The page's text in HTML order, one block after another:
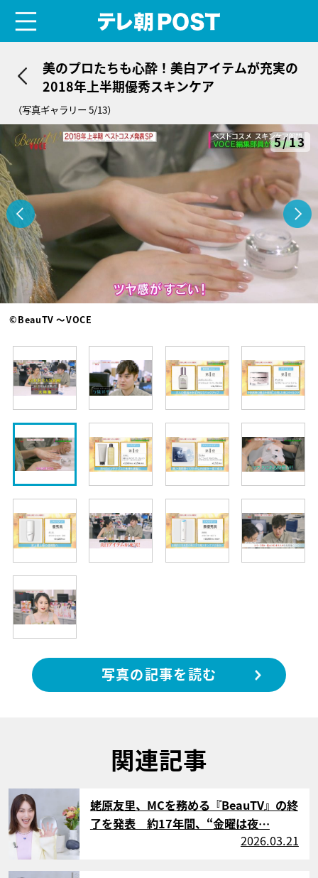
美のプロたちも心酔！美白アイテムが充実の
2018年上半期優秀スキンケア
（写真ギャラリー 5/13）
5/13
©BeauTV ～VOCE
写真の記事を読む
関連記事
サムネイル
蛯原友里、MCを務める『BeauTV』の終
了を発表 約17年間、“金曜は夜…
2026.03.21